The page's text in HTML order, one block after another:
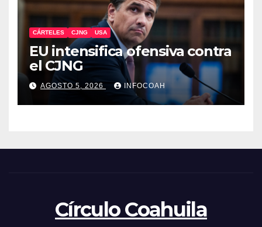
CÁRTELES CJNG USA
EU intensifica ofensiva contra
el CJNG
AGOSTO 5, 2026 INFOCOAH
Círculo Coahuila